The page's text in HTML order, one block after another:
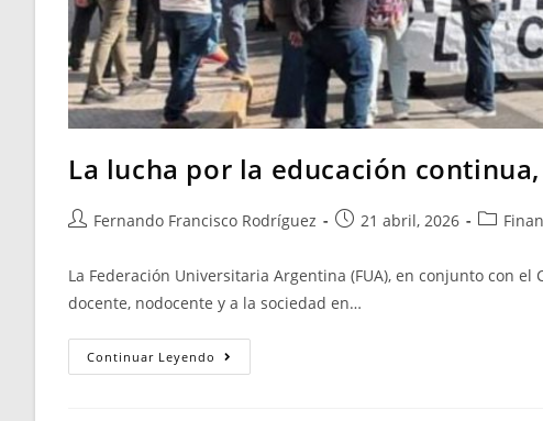
La lucha por la educación
Fernando Francisco Rodríguez 21 abril, 2026
La Federación Universitaria Argentina (FUA), en conjunto con
docente, nodocente y a la sociedad en…
Continuar Leyendo